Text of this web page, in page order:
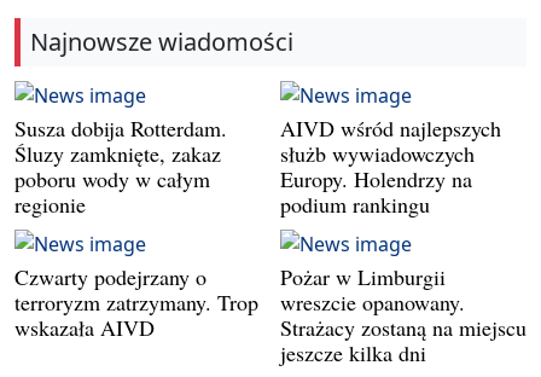
Najnowsze wiadomości
Susza dobija Rotterdam.
Śluzy zamknięte, zakaz
poboru wody w całym
regionie
AIVD wśród najlepszych
służb wywiadowczych
Europy. Holendrzy na
podium rankingu
Czwarty podejrzany o
terroryzm zatrzymany. Trop
wskazała AIVD
Pożar w Limburgii
wreszcie opanowany.
Strażacy zostaną na miejscu
jeszcze kilka dni